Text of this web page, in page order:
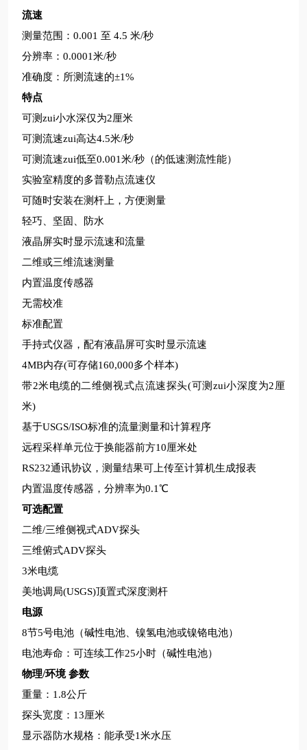
流速
测量范围：0.001 至 4.5 米/秒
分辨率：0.0001米/秒
准确度：所测流速的±1%
特点
可测zui小水深仅为2厘米
可测流速zui高达4.5米/秒
可测流速zui低至0.001米/秒（的低速测流性能）
实验室精度的多普勒点流速仪
可随时安装在测杆上，方便测量
轻巧、坚固、防水
液晶屏实时显示流速和流量
二维或三维流速测量
内置温度传感器
无需校准
标准配置
手持式仪器，配有液晶屏可实时显示流速
4MB内存(可存储160,000多个样本)
带2米电缆的二维侧视式点流速探头(可测zui小深度为2厘
米)
基于USGS/ISO标准的流量测量和计算程序
远程采样单元位于换能器前方10厘米处
RS232通讯协议，测量结果可上传至计算机生成报表
内置温度传感器，分辨率为0.1℃
可选配置
二维/三维侧视式ADV探头
三维俯式ADV探头
3米电缆
美地调局(USGS)顶置式深度测杆
电源
8节5号电池（碱性电池、镍氢电池或镍铬电池）
电池寿命：可连续工作25小时（碱性电池）
物理/环境 参数
重量：1.8公斤
探头宽度：13厘米
显示器防水规格：能承受1米水压